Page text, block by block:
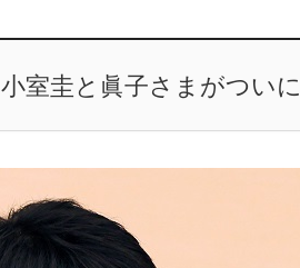
小室圭と眞子さまがつい